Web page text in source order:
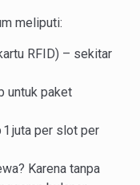
meliputi:
RFID) – sekitar
untuk paket
1 juta per slot per
Karena tanpa